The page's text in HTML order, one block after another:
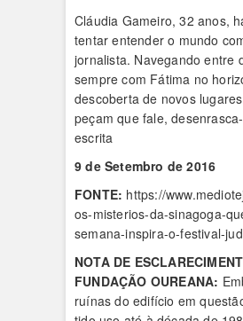
Cláudia Gameiro, 32 anos,
tentar entender o mundo
jornalista. Navegando entre
sempre com Fátima no
descoberta de novos
peçam que fale,
escrita
9 de Setembro de 2016
FONTE: https://
os-misterios-da-sinagoga-
semana-inspira-o-festival-
NOTA DE
FUNDAÇÃO OUREANA:
ruínas do edifício em